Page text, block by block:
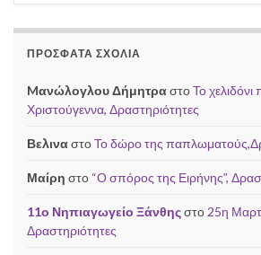
ΠΡΌΣΦΑΤΑ ΣΧΌΛΙΑ
Mανώλογλου ΔήμητραστοΤο χελιδόνι
Χριστούγεννα, Δραστηριότητες
ΒελιναστοΤο δώρο της
Μαίρη στο “Ο σπόρος της Ειρήνης”,
11ο Νηπιαγωγείο Ξάνθηςστο 25η
Δραστηριότητες